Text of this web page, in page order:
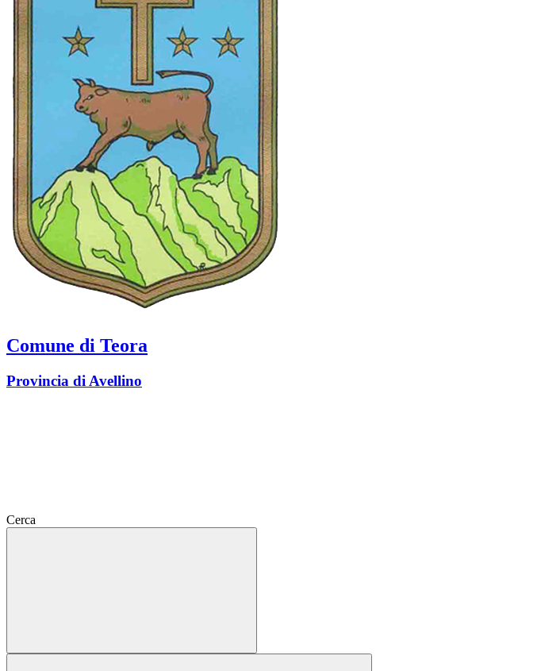
Comune di Teora
Provincia di Avellino
Cerca